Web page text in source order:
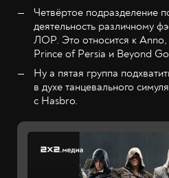
Четвёртое подразделение
деятельность различному
ЛОР. Это относится к
Prince of Persia и Beyond
Ну а пятая группа
в духе танцевального
с Hasbro.